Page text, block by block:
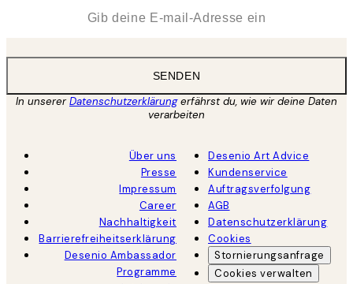
SENDEN
In unsererDatenschutzerklärungerfährst du, wie wir deine Daten
verarbeiten
Über uns
Presse
Impressum
Career
Nachhaltigkeit
Barrierefreiheitserklärung
Desenio Ambassador
Programme
Desenio Art Advice
Kundenservice
Auftragsverfolgung
AGB
Datenschutzerklärung
Cookies
Stornierungsanfrage
Cookies verwalten